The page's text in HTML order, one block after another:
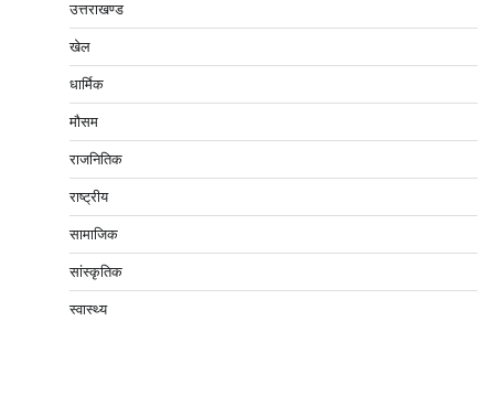
उत्तराखण्ड
खेल
धार्मिक
मौसम
राजनितिक
राष्ट्रीय
सामाजिक
सांस्कृतिक
स्वास्थ्य